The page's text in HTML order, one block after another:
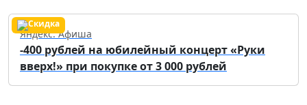
Яндекс. Афиша
-400 рублей на юбилейный концерт «Руки
вверх!» при покупке от 3 000 рублей